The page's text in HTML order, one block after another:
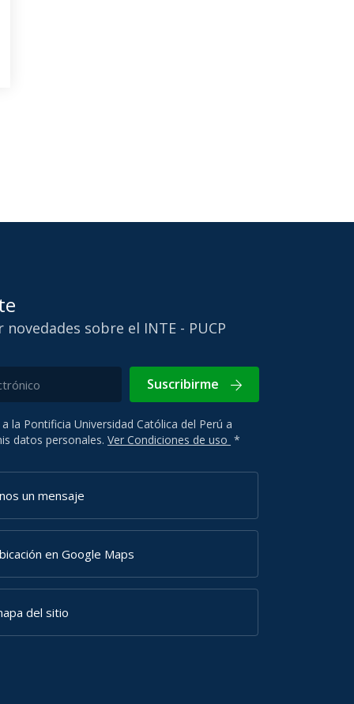
sobre el INTE - PUCP
Suscribirme
la Pontificia Universidad Católica del Perú a
datos personales.Ver Condiciones de uso *
un mensaje
en Google Maps
del sitio